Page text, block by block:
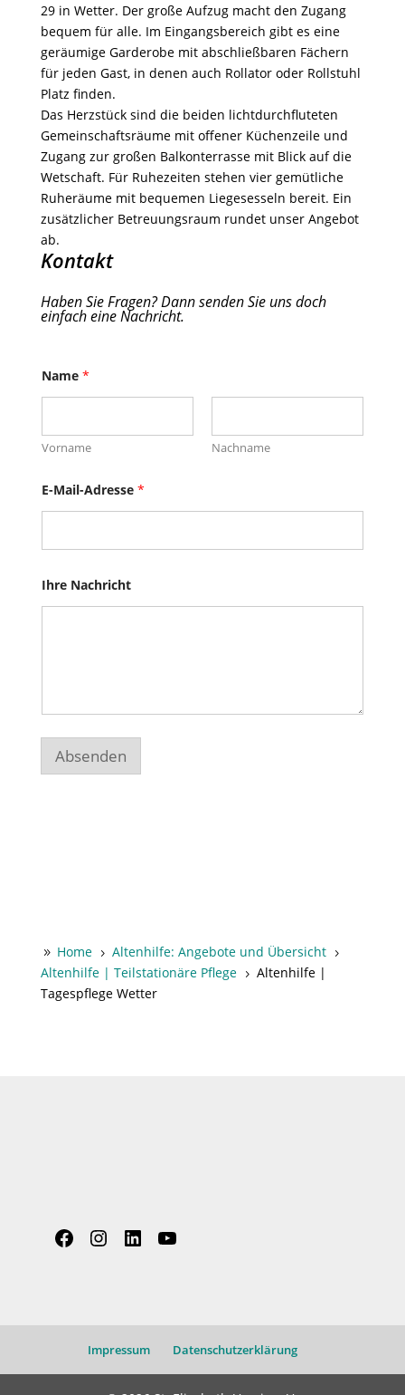
29 in Wetter. Der große Aufzug macht den Zugang
bequem für alle. Im Eingangsbereich gibt es eine
geräumige Garderobe mit abschließbaren Fächern
für jeden Gast, in denen auch Rollator oder Rollstuhl
Platz finden.
Das Herzstück sind die beiden lichtdurchfluteten
Gemeinschaftsräume mit offener Küchenzeile und
Zugang zur großen Balkonterrasse mit Blick auf die
Wetschaft. Für Ruhezeiten stehen vier gemütliche
Ruheräume mit bequemen Liegesesseln bereit. Ein
zusätzlicher Betreuungsraum rundet unser Angebot
ab.
Kontakt
Haben Sie Fragen? Dann senden Sie uns doch
einfach eine Nachricht.
Name *
Vorname Nachname
E-Mail-Adresse *
Ihre Nachricht
Absenden
9 Home 5 Altenhilfe: Angebote und Übersicht 5
Altenhilfe | Teilstationäre Pflege 5 Altenhilfe |
Tagespflege Wetter
Facebook
Instagram
LinkedInYouTube
Impressum Datenschutzerklärung